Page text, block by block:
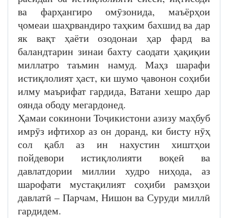
ва фарҳангиро омӯзонида, маъёрҳои
ҷомеаи шаҳрвандиро таҳким бахшид ва дар
як вақт ҳаёти озодонаи ҳар фард ва
баландтарин зинаи бахту саодати ҳақиқии
миллатро таъмин намуд. Маҳз шарафи
истиқлолият ҳаст, ки шумо ҷавонон соҳиби
илму маърифат гардида, Ватани хешро дар
оянда ободу мегардонед.
Ҳамаи сокинони Тоҷикистони азизу маҳбуб
имрӯз ифтихор аз он доранд, ки бисту нӯҳ
сол қабл аз ин нахустин хиштҳои
пойдевори истиқлолияти воқеӣ ва
давлатдории миллии худро ниҳода, аз
шарофати мустақилият соҳиби рамзҳои
давлатӣ – Парчам, Нишон ва Суруди миллӣ
гардидем.